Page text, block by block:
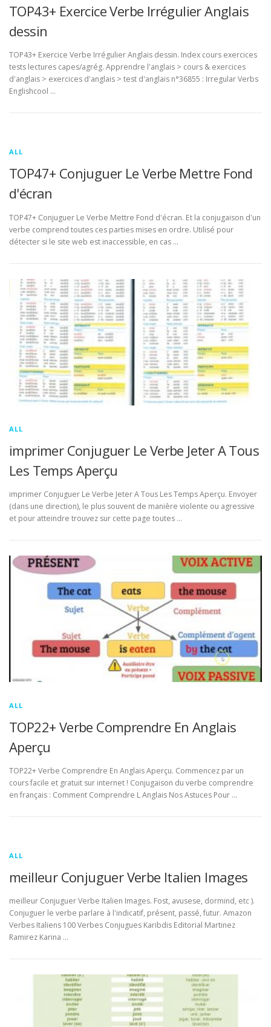
TOP43+ Exercice Verbe Irrégulier Anglais
dessin
TOP43+ Exercice Verbe Irrégulier Anglais dessin. Index cours exercices
tests lectures capes/agrég. Apprendre l'anglais > cours & exercices
d'anglais > exercices d'anglais > test d'anglais n°36855 : Irregular Verbs
Englishcool …
ALL
TOP47+ Conjuguer Le Verbe Mettre Fond
d'écran
TOP47+ Conjuguer Le Verbe Mettre Fond d'écran. Et la conjugaison d'un
verbe comprend toutes ces parties mises en ordre. Utilisé pour
détecter si le site web est inaccessible, en cas …
ALL
imprimer Conjuguer Le Verbe Jeter A Tous
Les Temps Aperçu
imprimer Conjuguer Le Verbe Jeter A Tous Les Temps Aperçu. Envoyer
(dans une direction), le plus souvent de manière violente ou agressive
et pour atteindre trouvez sur cette page toutes …
ALL
TOP22+ Verbe Comprendre En Anglais
Aperçu
TOP22+ Verbe Comprendre En Anglais Aperçu. Commencez par un
cours facile et gratuit sur internet ! Conjugaison du verbe comprendre
en français : Comment Comprendre L Anglais Nos Astuces Pour …
ALL
meilleur Conjuguer Verbe Italien Images
meilleur Conjuguer Verbe Italien Images. Fost, avusese, dormind, etc ).
Conjuguer le verbe parlare à l'indicatif, présent, passé, futur. Amazon
Verbes Italiens 100 Verbes Conjugues Karibdis Editorial Martinez
Ramirez Karina …